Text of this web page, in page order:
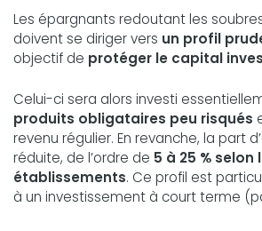
Les épargnants redoutant les
doivent se diriger vers un profil
objectif de protéger le capital
Celui-ci sera alors investi
produits obligataires peu risqués
revenu régulier. En revanche, la part
réduite, de l’ordre de 5 à 25 % selon
établissements. Ce profil est
à un investissement à court terme